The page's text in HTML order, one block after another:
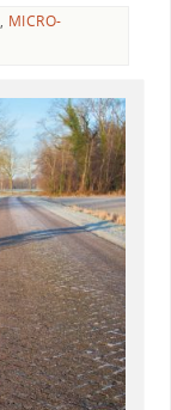
, MICRO-